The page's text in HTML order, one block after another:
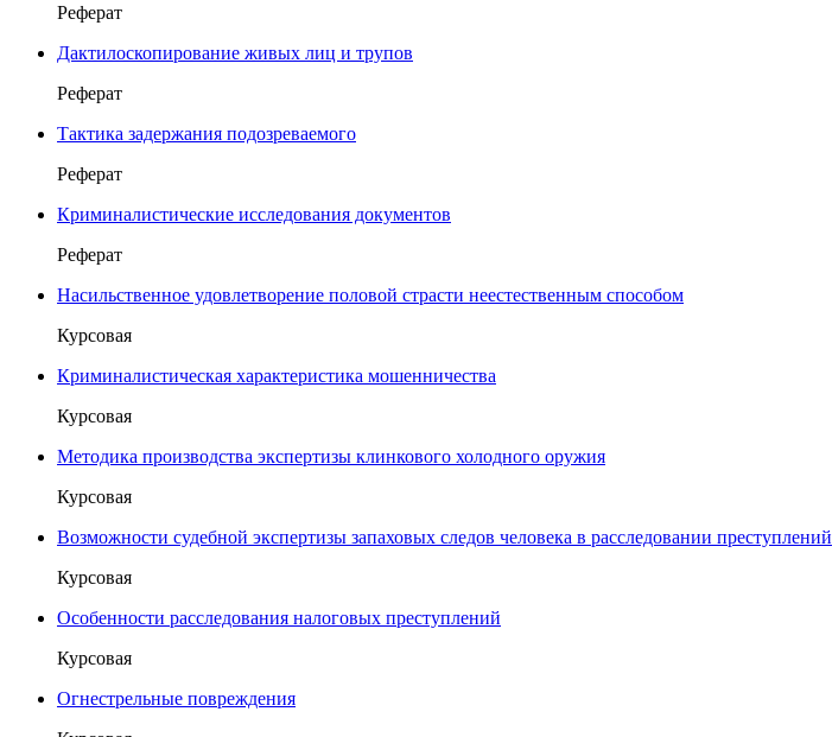
Реферат
Дактилоскопирование живых лиц и трупов
Реферат
Тактика задержания подозреваемого
Реферат
Криминалистические исследования документов
Реферат
Насильственное удовлетворение половой страсти неестественным способом
Курсовая
Криминалистическая характеристика мошенничества
Курсовая
Методика производства экспертизы клинкового холодного оружия
Курсовая
Возможности судебной экспертизы запаховых следов человека в расследовании преступлений
Курсовая
Особенности расследования налоговых преступлений
Курсовая
Огнестрельные повреждения